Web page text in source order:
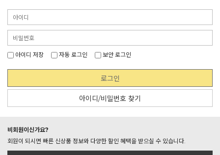
아이디 저장 자동 로그인 보안 로그인
로그인
아이디/비밀번호 찾기
비회원이신가요?
회원이 되시면 빠른 신상품 정보와 다양한 할인 혜택을 받으실 수 있습니다.